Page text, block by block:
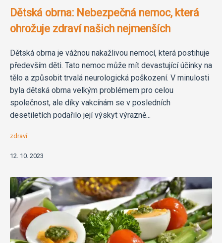
Dětská obrna: Nebezpečná nemoc, která
ohrožuje zdraví našich nejmenších
Dětská obrna je vážnou nakažlivou nemocí, která postihuje
především děti. Tato nemoc může mít devastující účinky na
tělo a způsobit trvalá neurologická poškození. V minulosti
byla dětská obrna velkým problémem pro celou
společnost, ale díky vakcínám se v posledních
desetiletích podařilo její výskyt výrazně...
zdraví
12. 10. 2023